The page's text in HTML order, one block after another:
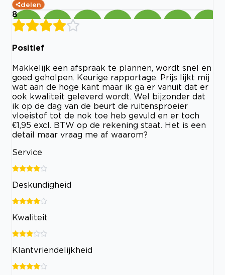
delen
8
Positief
Makkelijk een afspraak te plannen, wordt snel en
goed geholpen. Keurige rapportage. Prijs lijkt mij
wat aan de hoge kant maar ik ga er vanuit dat er
ook kwaliteit geleverd wordt. Wel bijzonder dat
ik op de dag van de beurt de ruitensproeier
vloeistof tot de nok toe heb gevuld en er toch
€1,95 excl. BTW op de rekening staat. Het is een
detail maar vraag me af waarom?
Service
Deskundigheid
Kwaliteit
Klantvriendelijkheid